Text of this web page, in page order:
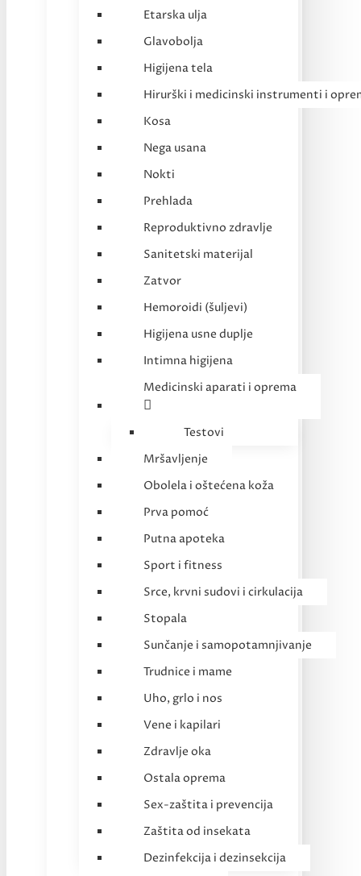
Etarska ulja
Glavobolja
Higijena tela
Hirurški i medicinski instrumenti i
Kosa
Nega usana
Nokti
Prehlada
Reproduktivno zdravlje
Sanitetski materijal
Zatvor
Hemoroidi (šuljevi)
Higijena usne duplje
Intimna higijena
Medicinski aparati i oprema
Testovi
Mršavljenje
Obolela i oštećena koža
Prva pomoć
Putna apoteka
Sport i fitness
Srce, krvni sudovi i cirkulacija
Stopala
Sunčanje i samopotamnjivanje
Trudnice i mame
Uho, grlo i nos
Vene i kapilari
Zdravlje oka
Ostala oprema
Sex-zaštita i prevencija
Zaštita od insekata
Dezinfekcija i dezinsekcija